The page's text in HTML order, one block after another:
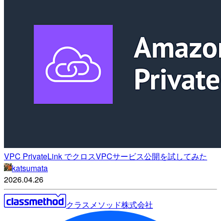
VPC PrivateLink でクロスVPCサービス公開を試してみた
katsumata
2026.04.26
クラスメソッド株式会社